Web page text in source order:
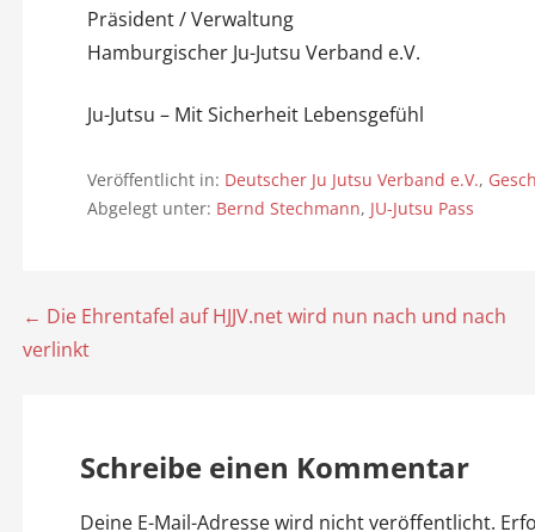
Präsident / Verwaltung
Hamburgischer Ju-Jutsu Verband e.V.
Ju-Jutsu – Mit Sicherheit Lebensgefühl
Veröffentlicht in: Deutscher Ju Jutsu Verband e.V.,
Abgelegt unter: Bernd Stechmann, JU-Jutsu Pass
B
← Die Ehrentafel auf HJJV.net wird nun nach und nach
verlinkt
Schreibe einen Kommentar
Deine E-Mail-Adresse wird nicht veröffentlicht.